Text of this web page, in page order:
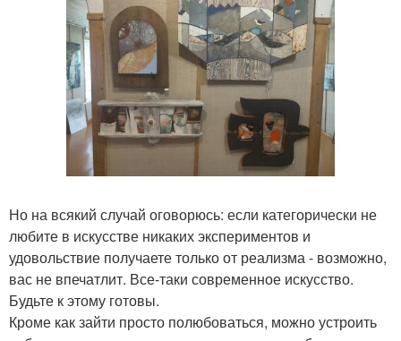
Но на всякий случай оговорюсь: если категорически не
любите в искусстве никаких экспериментов и
удовольствие получаете только от реализма - возможно,
вас не впечатлит. Все-таки современное искусство.
Будьте к этому готовы.
Кроме как зайти просто полюбоваться, можно устроить